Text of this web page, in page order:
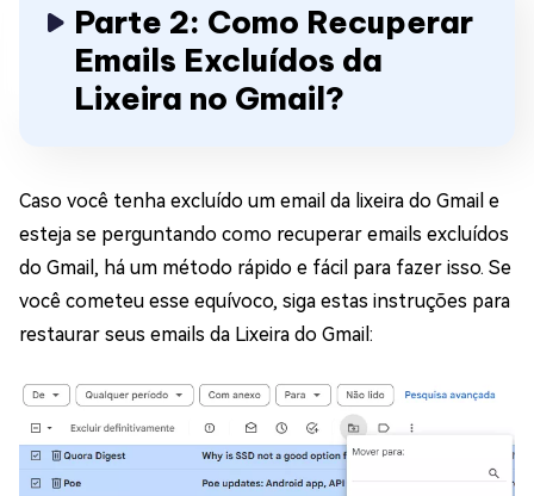
Parte 2: Como Recuperar
Emails Excluídos da
Lixeira no Gmail?
Caso você tenha excluído um email da lixeira do Gmail e
esteja se perguntando como recuperar emails excluídos
do Gmail, há um método rápido e fácil para fazer isso. Se
você cometeu esse equívoco, siga estas instruções para
restaurar seus emails da Lixeira do Gmail: